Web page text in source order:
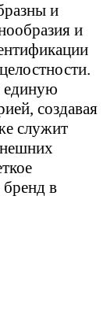
и
и
единую
создавая
служит
бренд в